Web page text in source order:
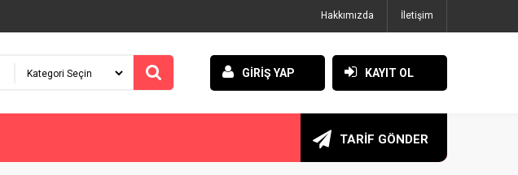
Hakkımızda İletişim
GİRİŞ YAP KAYIT OL
TARİF GÖNDER